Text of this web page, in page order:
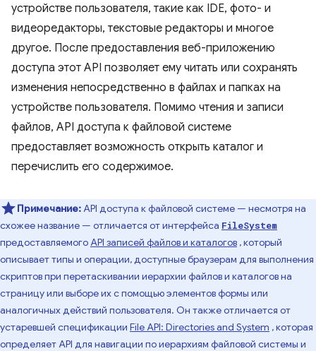
устройстве пользователя, такие как IDE, фото- и
видеоредакторы, текстовые редакторы и многое
другое. После предоставления веб-приложению
доступа этот API позволяет ему читать или сохранять
изменения непосредственно в файлах и папках на
устройстве пользователя. Помимо чтения и записи
файлов, API доступа к файловой системе
предоставляет возможность открыть каталог и
перечислить его содержимое.
Примечание:API доступа к файловой системе — несмотря на
схожее название — отличается от интерфейса FileSystem
предоставляемогоAPI записей файлов и каталогов , который
описывает типы и операции, доступные браузерам для выполнения
скриптов при перетаскивании иерархии файлов и каталогов на
страницу или выборе их с помощью элементов формы или
аналогичных действий пользователя. Он также отличается от
устаревшей спецификации File API: Directories and System , которая
определяет API для навигации по иерархиям файловой системы и